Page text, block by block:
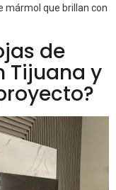
mármol que brillan con
de
Tijuana y